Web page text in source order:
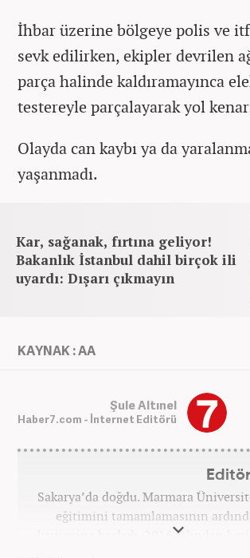
İhbar üzerine bölgeye polis ve
sevk edilirken, ekipler devrilen
parça halinde kaldıramayınca
testereyle parçalayarak yol
Olayda can kaybı ya da
yaşanmadı.
Kar, sağanak, fırtına geliyor!
Bakanlık İstanbul dahil birçok ili
uyardı: Dışarı çıkmayın
KAYNAK : AA
Şule Altınel
Haber7.com - İnternet Editörü
Sakarya’da doğdu. Marmara
eğitimini tamamlamasının
kariyerine başladı. 2016 yılından